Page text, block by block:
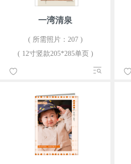
一湾清泉
( 所需照片：207 )
( 12寸竖款205*285单页 )